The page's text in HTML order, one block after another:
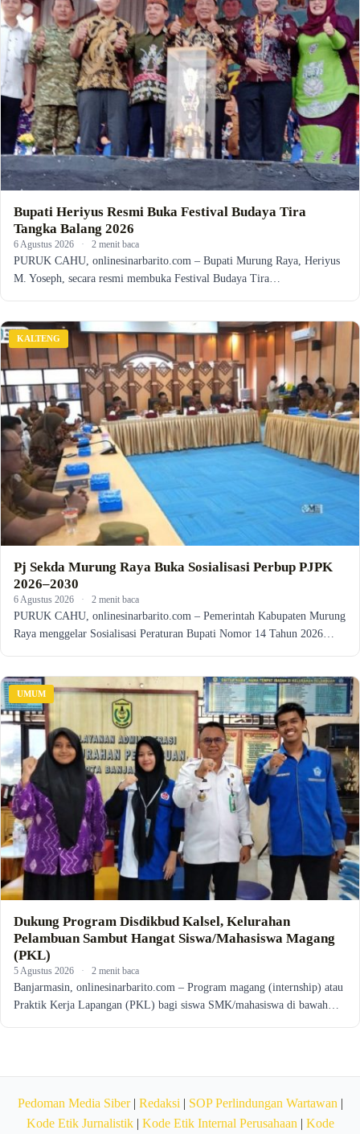
Bupati Heriyus Resmi Buka Festival Budaya Tira
Tangka Balang 2026
6 Agustus 2026 · 2 menit baca
PURUK CAHU, onlinesinarbarito.com – Bupati Murung Raya, Heriyus
M. Yoseph, secara resmi membuka Festival Budaya Tira…
KALTENG
Pj Sekda Murung Raya Buka Sosialisasi Perbup PJPK
2026–2030
6 Agustus 2026 · 2 menit baca
PURUK CAHU, onlinesinarbarito.com – Pemerintah Kabupaten Murung
Raya menggelar Sosialisasi Peraturan Bupati Nomor 14 Tahun 2026…
UMUM
Dukung Program Disdikbud Kalsel, Kelurahan
Pelambuan Sambut Hangat Siswa/Mahasiswa Magang
(PKL)
5 Agustus 2026 · 2 menit baca
Banjarmasin, onlinesinarbarito.com – Program magang (internship) atau
Praktik Kerja Lapangan (PKL) bagi siswa SMK/mahasiswa di bawah…
Pedoman Media Siber| Redaksi | SOP Perlindungan Wartawan |
Kode Etik Jurnalistik| Kode Etik Internal Perusahaan | Kode